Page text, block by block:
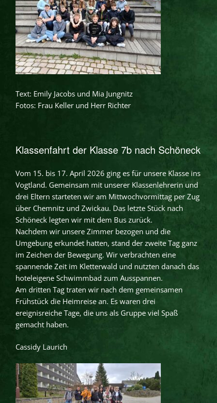
Text: Emily Jacobs und Mia Jungnitz
Fotos: Frau Keller und Herr Richter
Klassenfahrt der Klasse 7b nach Schöneck
Vom 15. bis 17. April 2026 ging es für unsere Klasse ins
Vogtland. Gemeinsam mit unserer Klassenlehrerin und
drei Eltern starteten wir am Mittwochvormittag per Zug
über Chemnitz und Zwickau. Das letzte Stück nach
Schöneck legten wir mit dem Bus zurück.
​Nachdem wir unsere Zimmer bezogen und die
Umgebung erkundet hatten, stand der zweite Tag ganz
im Zeichen der Bewegung. Wir verbrachten eine
spannende Zeit im Kletterwald und nutzten danach das
hoteleigene Schwimmbad zum Ausspannen.
​Am dritten Tag traten wir nach dem gemeinsamen
Frühstück die Heimreise an. Es waren drei
ereignisreiche Tage, die uns als Gruppe viel Spaß
gemacht haben.
Cassidy Laurich